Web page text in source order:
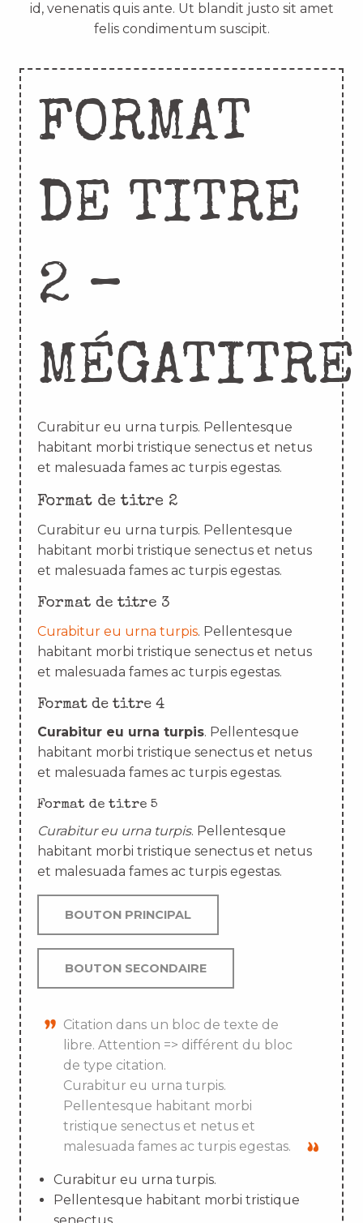
id, venenatis quis ante. Ut blandit justo sit amet
felis condimentum suscipit.
FORMAT
DE TITRE
2 –
MÉGATITRE
Curabitur eu urna turpis. Pellentesque
habitant morbi tristique senectus et netus
et malesuada fames ac turpis egestas.
Format de titre 2
Curabitur eu urna turpis. Pellentesque
habitant morbi tristique senectus et netus
et malesuada fames ac turpis egestas.
Format de titre 3
Curabitur eu urna turpis. Pellentesque
habitant morbi tristique senectus et netus
et malesuada fames ac turpis egestas.
Format de titre 4
Curabitur eu urna turpis. Pellentesque
habitant morbi tristique senectus et netus
et malesuada fames ac turpis egestas.
Format de titre 5
Curabitur eu urna turpis. Pellentesque
habitant morbi tristique senectus et netus
et malesuada fames ac turpis egestas.
BOUTON PRINCIPAL
BOUTON SECONDAIRE
Citation dans un bloc de texte de
libre. Attention => différent du bloc
de type citation.
Curabitur eu urna turpis.
Pellentesque habitant morbi
tristique senectus et netus et
malesuada fames ac turpis egestas.
Curabitur eu urna turpis.
Pellentesque habitant morbi tristique